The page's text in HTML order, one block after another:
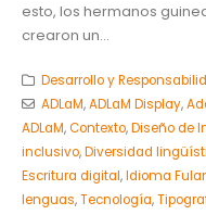
esto, los hermanos
crearon un...
Desarrollo y
ADLaM,ADLaM Display,
ADLaM,Contexto,Diseño de
inclusivo,Diversidad
Escritura digital,Idioma
lenguas,Tecnología,